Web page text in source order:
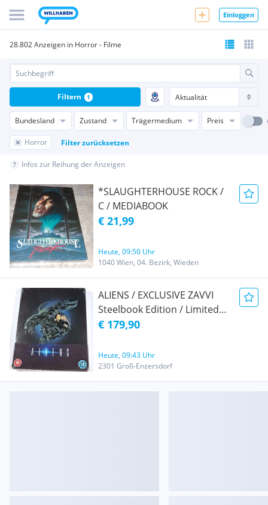
Einloggen
28.802 Anzeigen in Horror - Filme
Bundesland Zustand Trägermedium Preis
Horror Filter zurücksetzen
Filtern 1
Infos zur Reihung der Anzeigen
*SLAUGHTERHOUSE ROCK /
C / MEDIABOOK
€ 21,99
Heute, 09:50 Uhr
1040 Wien, 04. Bezirk, Wieden
ALIENS / EXCLUSIVE ZAVVI
Steelbook Edition / Limited
2000 Stück / Neu OOP OOS
€ 179,90
Heute, 09:43 Uhr
2301 Groß-Enzersdorf